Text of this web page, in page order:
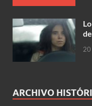
ARCHIVO